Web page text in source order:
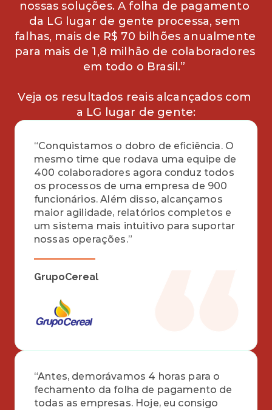
nossas soluções. A folha de pagamento
da LG lugar de gente processa, sem
falhas, mais de R$ 70 bilhões anualmente
para mais de 1,8 milhão de colaboradores
em todo o Brasil.”
Veja os resultados reais alcançados com
a LG lugar de gente:
“Conquistamos o dobro de eficiência. O
mesmo time que rodava uma equipe de
400 colaboradores agora conduz todos
os processos de uma empresa de 900
funcionários. Além disso, alcançamos
maior agilidade, relatórios completos e
um sistema mais intuitivo para suportar
nossas operações.”
GrupoCereal
“Antes, demorávamos 4 horas para o
fechamento da folha de pagamento de
todas as empresas. Hoje, eu consigo